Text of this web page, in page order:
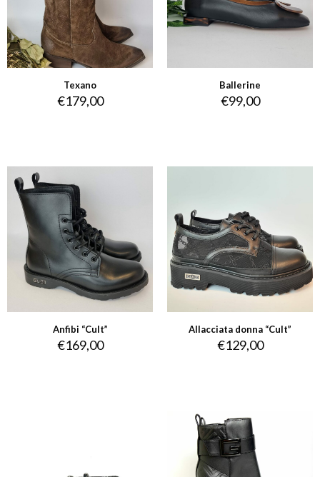
Texano
€179,00
Ballerine
€99,00
Anfibi “Cult”
€169,00
Allacciata donna “Cult”
€129,00